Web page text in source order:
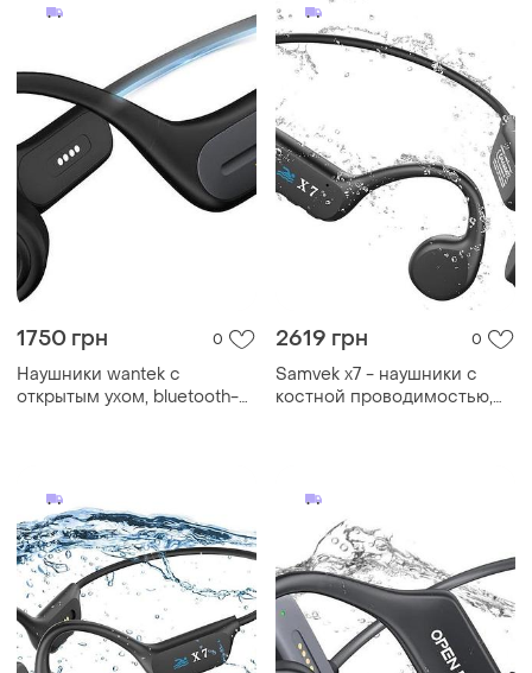
1750 грн 0
Наушники wantek с
открытым ухом, bluetooth-
2619 грн 0
Samvek x7 - наушники с
костной проводимостью,